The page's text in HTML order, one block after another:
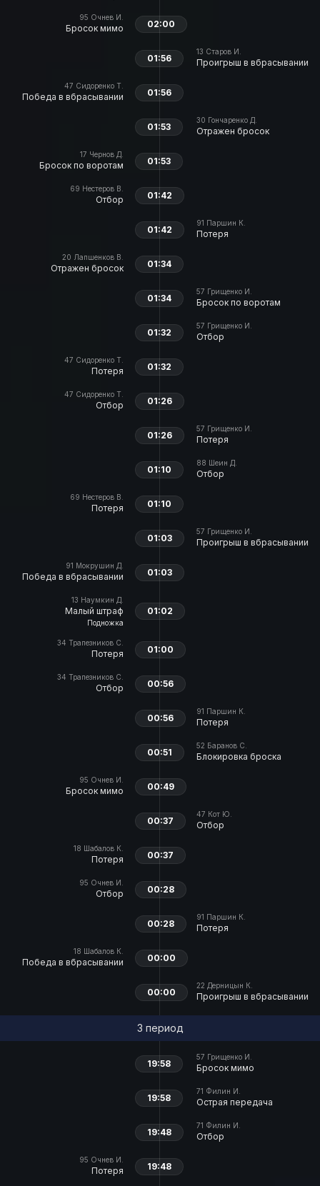
95 Очнев И.
Бросок мимо 02:00
13 Старов И.
Проигрыш в вбрасывании
01:56
47 Сидоренко Т.
Победа в вбрасывании 01:56
30 Гончаренко Д.
Отражен бросок
01:53
17 Чернов Д.
Бросок по воротам 01:53
69 Нестеров В.
Отбор 01:42
91 Паршин К.
Потеря
01:42
20 Лапшенков В.
Отражен бросок 01:34
57 Грищенко И.
Бросок по воротам
01:34
57 Грищенко И.
Отбор
01:32
47 Сидоренко Т.
Потеря 01:32
47 Сидоренко Т.
Отбор 01:26
57 Грищенко И.
Потеря
01:26
88 Шеин Д.
Отбор
01:10
69 Нестеров В.
Потеря 01:10
57 Грищенко И.
Проигрыш в вбрасывании
01:03
91 Мокрушин Д.
Победа в вбрасывании 01:03
13 Наумкин Д.
Малый штраф
Подножка
01:02
34 Трапезников С.
Потеря 01:00
34 Трапезников С.
Отбор 00:56
91 Паршин К.
Потеря
00:56
52 Баранов С.
Блокировка броска
00:51
95 Очнев И.
Бросок мимо 00:49
47 Кот Ю.
Отбор
00:37
18 Шабалов К.
Потеря 00:37
95 Очнев И.
Отбор 00:28
91 Паршин К.
Потеря
00:28
18 Шабалов К.
Победа в вбрасывании 00:00
22 Дерницын К.
Проигрыш в вбрасывании
00:00
3 период
57 Грищенко И.
Бросок мимо
19:58
71 Филин И.
Острая передача
19:58
71 Филин И.
Отбор
19:48
95 Очнев И.
Потеря 19:48